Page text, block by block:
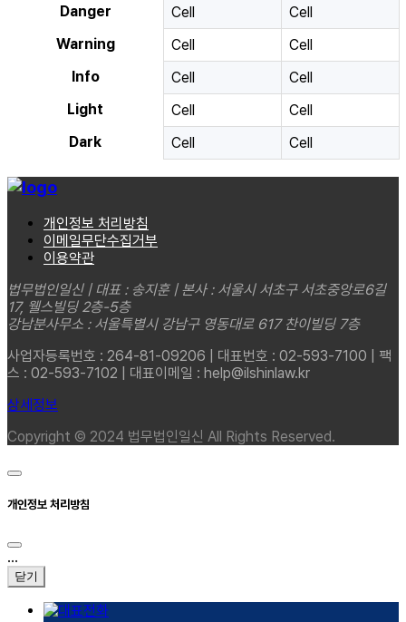
Danger
Cell
Cell
Warning
Cell
Cell
Info
Cell
Cell
Light
Cell
Cell
Dark
Cell Cell
개인정보 처리방침
이메일무단수집거부
이용약관
법무법인일신 | 대표 : 송지훈 | 본사 : 서울시 서초구 서초중앙로6길
17, 웰스빌딩 2층-5층
강남분사무소 : 서울특별시 강남구 영동대로 617 찬이빌딩 7층
사업자등록번호 : 264-81-09206 | 대표번호 : 02-593-7100 | 팩
스 : 02-593-7102 | 대표이메일 : help@ilshinlaw.kr
상세정보
Copyright © 2024 법무법인일신 All Rights Reserved.
개인정보 처리방침
...
닫기